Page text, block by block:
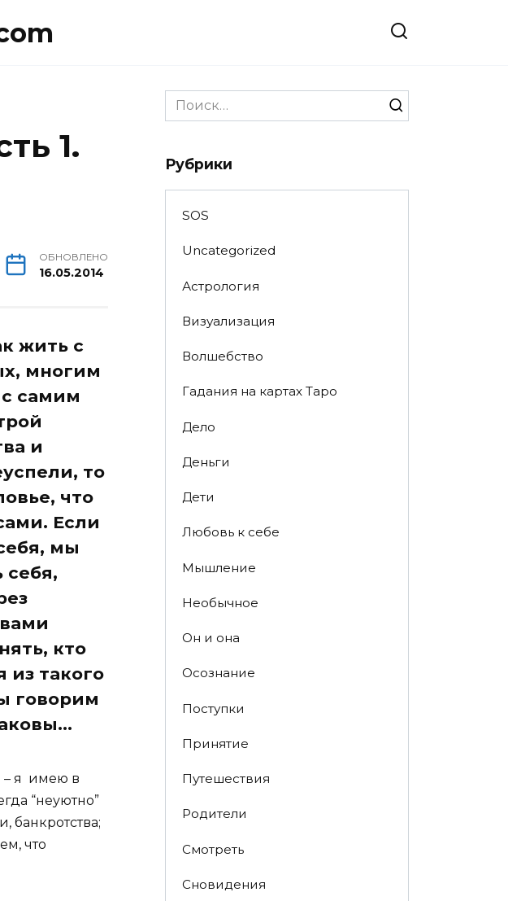
1.
ОБНОВЛЕНО
16.05.2014
жить с
многим
самим
и
то
что
Если
мы
себя,
кто
из такого
говорим
– я имею в
“неуютно”
банкротства;
что
Search
for:
Рубрики
SOS
Uncategorized
Астрология
Визуализация
Волшебство
Гадания на картах Таро
Дело
Деньги
Дети
Любовь к себе
Мышление
Необычное
Он и она
Осознание
Поступки
Принятие
Путешествия
Родители
Смотреть
Сновидения